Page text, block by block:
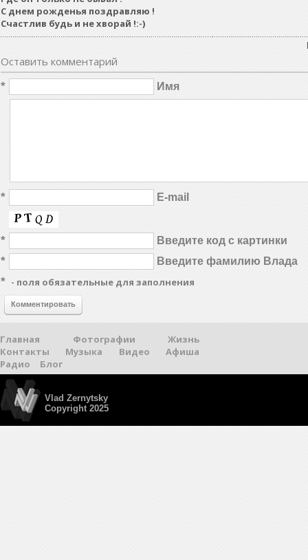
С днем рожденья поздравляю !
Счастлив будь и не хворай !:-)
Оставить комментарий
* Имя
* E-mail
* Введите код с картинки
* Введите фамилию Влада
* - поля обязательные для заполнения
Комментировать
Главная Фотографии
Жизнь
Контакты
Музыка Видео
Афиша
Радио
Блог
Vlad Zernytsky
Copyright 2025